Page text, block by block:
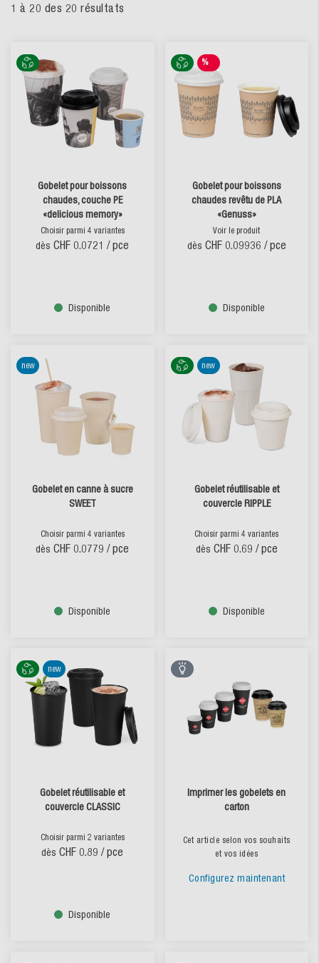
1 à 20 des 20 résultats
Gobelet pour boissons
chaudes, couche PE
«delicious memory»
Choisir parmi 4 variantes
dès CHF 0.0721 / pce
Disponible
%
Gobelet pour boissons
chaudes revêtu de PLA
«Genuss»
Voir le produit
dès CHF 0.09936 / pce
Disponible
new
Gobelet en canne à sucre
SWEET
Choisir parmi 4 variantes
dès CHF 0.0779 / pce
Disponible
new
Gobelet réutilisable et
couvercle RIPPLE
Choisir parmi 4 variantes
dès CHF 0.69 / pce
Disponible
new
Gobelet réutilisable et
couvercle CLASSIC
Choisir parmi 2 variantes
dès CHF 0.89 / pce
Disponible
Imprimer les gobelets en
carton
Cet article selon vos souhaits
et vos idées
Configurez maintenant